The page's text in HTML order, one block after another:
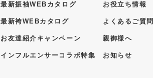
最新振袖WEBカタログ
最新袴WEBカタログ
お友達紹介キャンペーン
インフルエンサーコラボ特集
お役立ち情報
よくあるご質問
親御様へ
お知らせ